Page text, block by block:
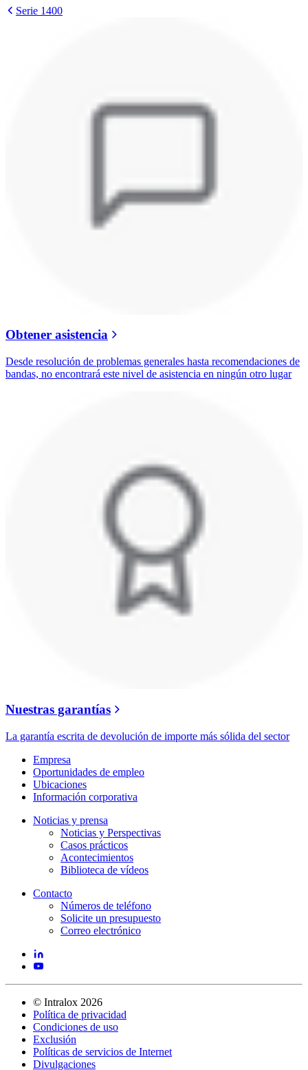
Serie 1400
Obtener asistencia
Desde resolución de problemas generales hasta recomendaciones de
bandas, no encontrará este nivel de asistencia en ningún otro lugar
Nuestras garantías
La garantía escrita de devolución de importe más sólida del sector
Empresa
Oportunidades de empleo
Ubicaciones
Información corporativa
Noticias y prensa
Noticias y Perspectivas
Casos prácticos
Acontecimientos
Biblioteca de vídeos
Contacto
Números de teléfono
Solicite un presupuesto
Correo electrónico
© Intralox 2026
Política de privacidad
Condiciones de uso
Exclusión
Políticas de servicios de Internet
Divulgaciones